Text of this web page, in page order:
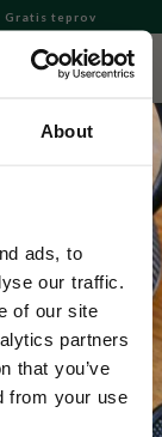
About
ads, to
our traffic.
of our site
partners
that you’ve
from your use
Gratis teprov
bomull.
och